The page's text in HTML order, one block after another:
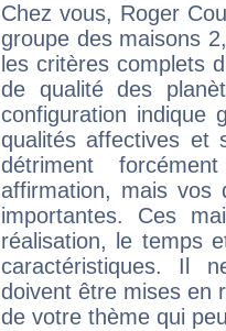
Chez vous, Roger
groupe des maisons
les critères complets
de qualité des
configuration indique
qualités affectives et
détriment
affirmation, mais
importantes. Ces
réalisation, le temps
caractéristiques. Il
doivent être mises en
de votre thème qui